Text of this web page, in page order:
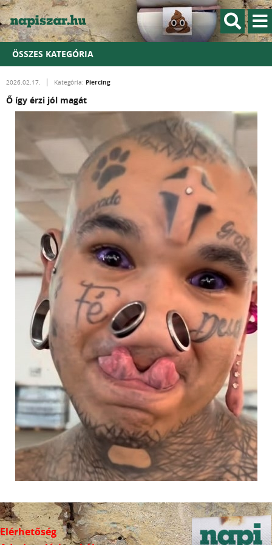
ÖSSZES KATEGÓRIA
2026.02.17. Kategória: Piercing
Ő így érzi jól magát
Elérhetőség